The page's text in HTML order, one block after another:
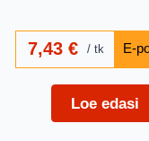
7,43€ tk
Loe edasi